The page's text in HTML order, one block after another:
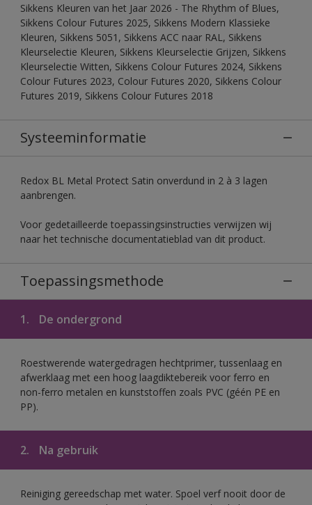
Sikkens Kleuren van het Jaar 2026 - The Rhythm of Blues,
Sikkens Colour Futures 2025, Sikkens Modern Klassieke
Kleuren, Sikkens 5051, Sikkens ACC naar RAL, Sikkens
Kleurselectie Kleuren, Sikkens Kleurselectie Grijzen, Sikkens
Kleurselectie Witten, Sikkens Colour Futures 2024, Sikkens
Colour Futures 2023, Colour Futures 2020, Sikkens Colour
Futures 2019, Sikkens Colour Futures 2018
Systeeminformatie
Redox BL Metal Protect Satin onverdund in 2 à 3 lagen
aanbrengen.
Voor gedetailleerde toepassingsinstructies verwijzen wij
naar het technische documentatieblad van dit product.
Toepassingsmethode
1. De ondergrond
Roestwerende watergedragen hechtprimer, tussenlaag en
afwerklaag met een hoog laagdiktebereik voor ferro en
non-ferro metalen en kunststoffen zoals PVC (géén PE en
PP).
2. Na gebruik
Reiniging gereedschap met water. Spoel verf nooit door de